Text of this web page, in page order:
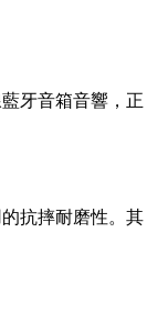
牙音箱音響，正
抗摔耐磨性。其